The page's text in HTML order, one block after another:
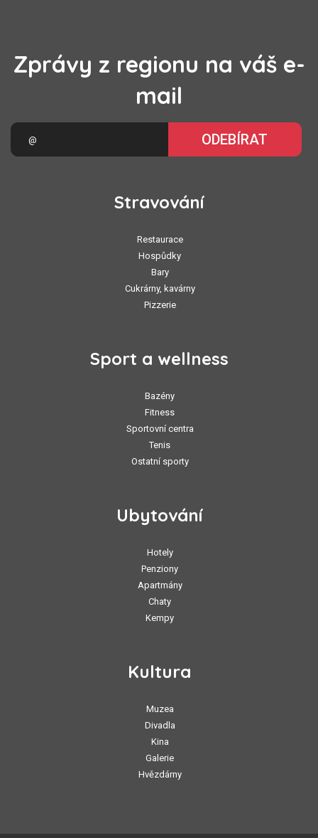
Zprávy z regionu na váš e-
mail
ODEBÍRAT
Stravování
Restaurace
Hospůdky
Bary
Cukrárny, kavárny
Pizzerie
Sport a wellness
Bazény
Fitness
Sportovní centra
Tenis
Ostatní sporty
Ubytování
Hotely
Penziony
Apartmány
Chaty
Kempy
Kultura
Muzea
Divadla
Kina
Galerie
Hvězdárny